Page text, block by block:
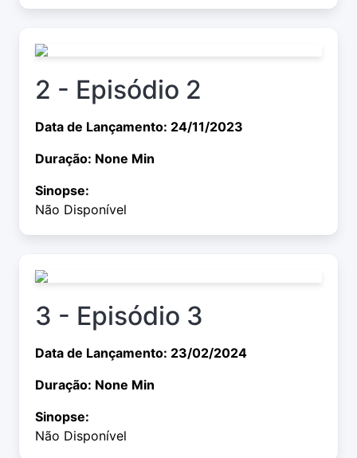
2 - Episódio 2
Data de Lançamento: 24/11/2023
Duração: None Min
Sinopse:
Não Disponível
3 - Episódio 3
Data de Lançamento: 23/02/2024
Duração: None Min
Sinopse:
Não Disponível